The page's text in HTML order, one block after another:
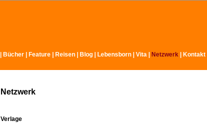
Bücher Feature Reisen Blog Lebensborn Vita Netzwerk Kontakt
Netzwerk
Verlage